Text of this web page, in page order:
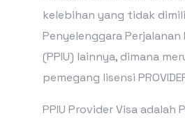
kelebihan yang tidak
Penyelenggara Perjalanan
(PPIU) lainnya, dimana
pemegang lisensi
PPIU Provider Visa adalah